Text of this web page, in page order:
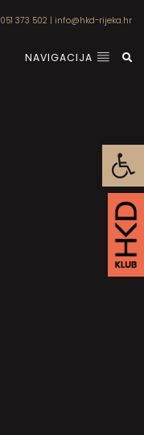
051 373 502 | info@hkd-rijeka.hr
NAVIGACIJA